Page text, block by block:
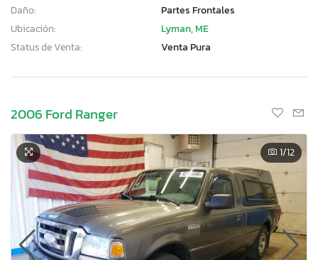
Daño:
Partes Frontales
Ubicación:
Lyman, ME
Status de Venta:
Venta Pura
2006 Ford Ranger
1/12